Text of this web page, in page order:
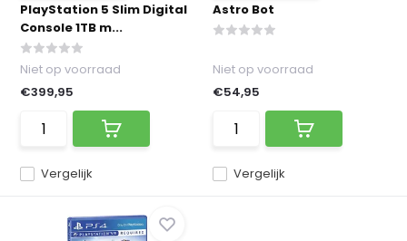
PlayStation 5 Slim Digital
Console 1TB m...
Vergelijk
Niet op voorraad
€399,95
Astro Bot
Vergelijk
Niet op voorraad
€54,95